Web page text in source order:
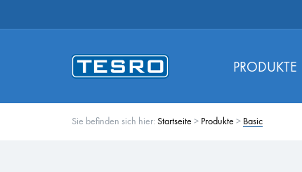
PRODUKTE
Sie befinden sich hier: Startseite > Produkte > Basic